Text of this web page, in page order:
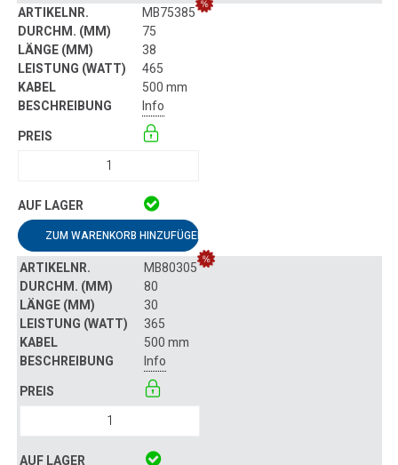
MB75385
75
38
465
500 mm
Info
ZUM WARENKORB HINZUFÜGEN
MB80305
80
30
365
500 mm
Info